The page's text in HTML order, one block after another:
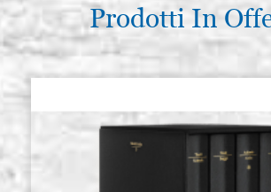
Raphael serie 8351 n.10, punta
tonda, pelo di scoiattolo
imitazione, sintetico
€ 5,00
Raphael serie 8351 n.12, punta
tonda, pelo di scoiattolo
imitazione, sintetico
Prodotti In